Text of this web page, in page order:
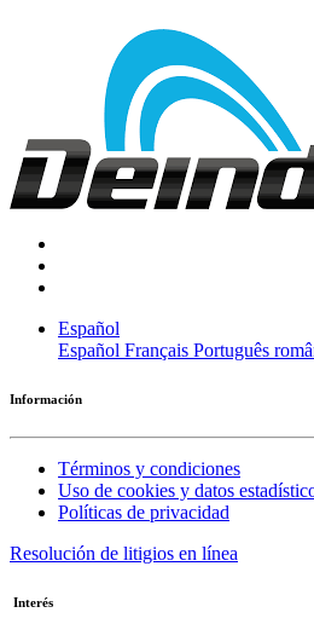
Español
Español Français Português
Información
Términos y condiciones
Uso de cookies y datos
Políticas de privacidad
Resolución de litigios en línea
Interés